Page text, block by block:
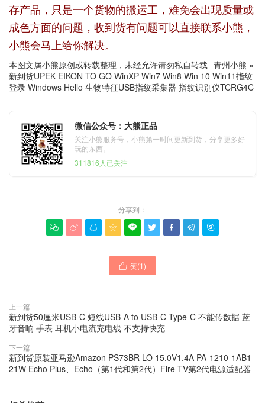
存产品，只是一个货物的搬运工，难免会出现质量或
成色方面的问题，收到货有问题可以直接联系小熊，
小熊会马上给你解决。
本图文属小熊原创或转载整理，未经允许请勿私自转载--青州小熊 »
新到货UPEK EIKON TO GO WinXP Win7 Win8 Win 10 Win11指纹
登录 Windows Hello 生物特征USB指纹采集器 指纹识别仪TCRG4C
微信公众号：大熊正品
关注小熊服务号，小熊第一时间更新到货，分享更多好
玩的东西。
311816人已关注
分享到：
        
 赞(1)
上一篇
新到货50厘米USB-C 短线USB-A to USB-C Type-C 不能传数据 蓝
牙音响 手表 耳机小电流充电线 不支持快充
下一篇
新到货原装亚马逊Amazon PS73BR LO 15.0V1.4A PA-1210-1AB1
21W Echo Plus、Echo（第1代和第2代）Fire TV第2代电源适配器